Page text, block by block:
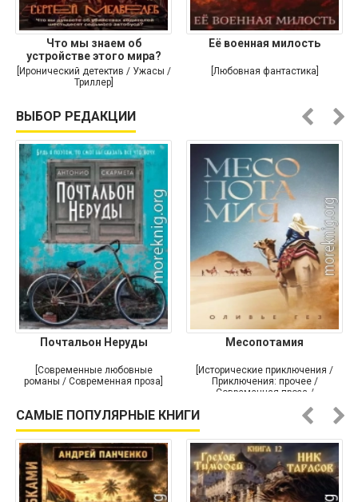
Что мы знаем об
устройстве этого мира?
[Иронический детектив / Ужасы /
Триллер]
Её военная милость
[Любовная фантастика]
ВЫБОР РЕДАКЦИИ
Почтальон Неруды
[Современные любовные
романы / Современная проза]
Месопотамия
[Исторические приключения /
Приключения: прочее /
Современная проза /
САМЫЕ ПОПУЛЯРНЫЕ КНИГИ